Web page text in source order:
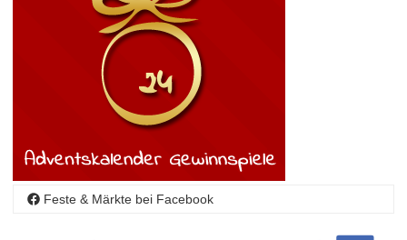
Feste & Märkte bei Facebook